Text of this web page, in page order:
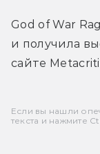
God of War
и получила
сайте
Если вы нашли
текста и нажмите